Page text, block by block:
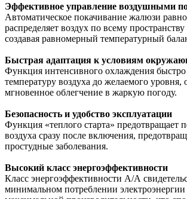
Эффективное управление воздушными
Автоматическое покачивание жалюзи
распределяет воздух по всему
создавая равномерный температурный
Быстрая адаптация к условиям
Функция интенсивного охлаждения
температуру воздуха до желаемого уровня,
мгновенное облегчение в жаркую погоду.
Безопасность и удобство эксплуатации
Функция «теплого старта» предотвращает
воздуха сразу после включения,
простудные заболевания.
Высокий класс энергоэффективности
Класс энергоэффективности A/A
минимальном потреблении